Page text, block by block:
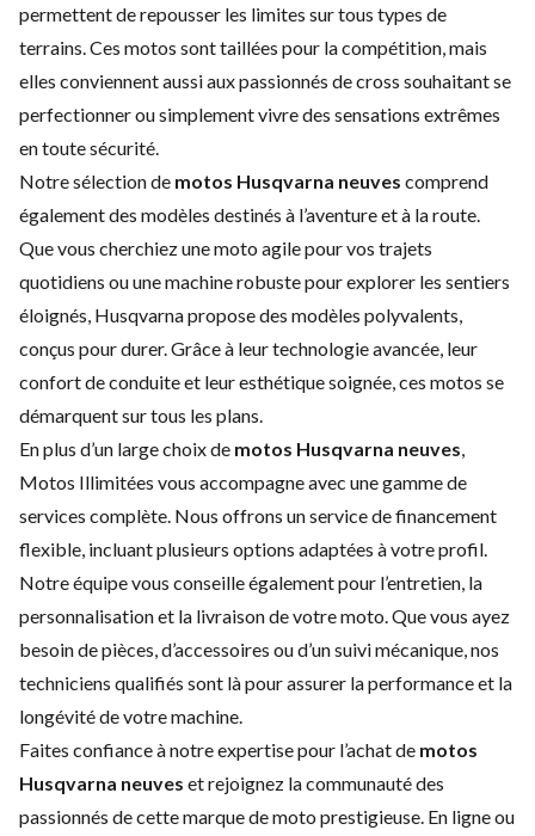
permettent de repousser les limites sur tous types de
terrains. Ces motos sont taillées pour la compétition, mais
elles conviennent aussi aux passionnés de cross souhaitant se
perfectionner ou simplement vivre des sensations extrêmes
en toute sécurité.
Notre sélection de motos Husqvarna neuves comprend
également des modèles destinés à l’aventure et à la route.
Que vous cherchiez une moto agile pour vos trajets
quotidiens ou une machine robuste pour explorer les sentiers
éloignés, Husqvarna propose des modèles polyvalents,
conçus pour durer. Grâce à leur technologie avancée, leur
confort de conduite et leur esthétique soignée, ces motos se
démarquent sur tous les plans.
En plus d’un large choix de motos Husqvarna neuves
Motos Illimitées vous accompagne avec une gamme de
services complète. Nous offrons unservice de financement
flexible , incluant plusieurs options adaptées à votre profil.
Notre équipe vous conseille également pour l’entretien , la
personnalisation et la livraison de votre moto. Que vous ayez
besoin depièces , d’accessoires ou d’un suivi mécanique, nos
techniciens qualifiés sont là pour assurer la performance et la
longévité de votre machine.
Faites confiance à notre expertise pour l’achat de motos
Husqvarna neuves et rejoignez la communauté des
passionnés de cettemarque de moto prestigieuse. En ligne ou